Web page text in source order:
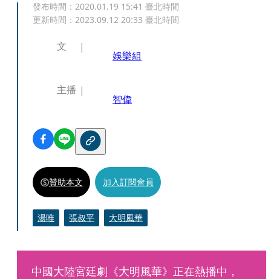
發布時間： 2020.01.19 15:41 臺北時間
更新時間： 2023.09.12 20:33 臺北時間
文
娛樂組
主播
智偉
贊助本文 加入訂閱會員
湯唯 張叔平 大明風華
中國大陸宮廷劇《大明風華》正在熱播中，